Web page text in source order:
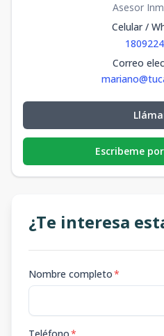
Asesor
Celular /
Correo
Escribeme
¿Te interesa
Nombre completo*